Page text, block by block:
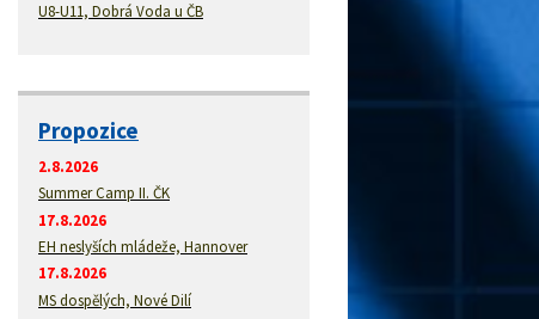
U8-U11, Dobrá Voda u ČB
Propozice
2.8.2026
Summer Camp II. ČK
17.8.2026
EH neslyších mládeže, Hannover
17.8.2026
MS dospělých, Nové Dilí